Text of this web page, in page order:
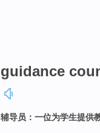
guidance
辅导员：一位为学生提供